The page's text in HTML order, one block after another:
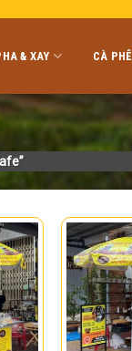
& XAY CÀ PHÊ